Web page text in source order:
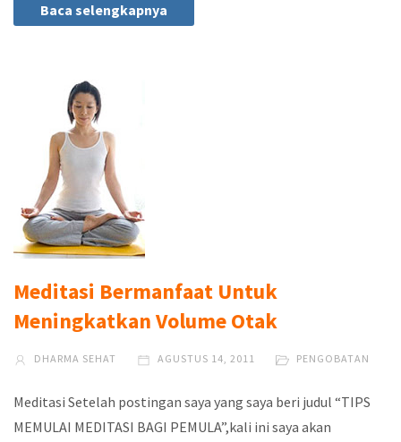
Baca selengkapnya
Meditasi Bermanfaat Untuk
Meningkatkan Volume Otak
DHARMA SEHAT AGUSTUS 14, 2011 PENGOBATAN
Meditasi Setelah postingan saya yang saya beri judul “TIPS
MEMULAI MEDITASI BAGI PEMULA”,kali ini saya akan